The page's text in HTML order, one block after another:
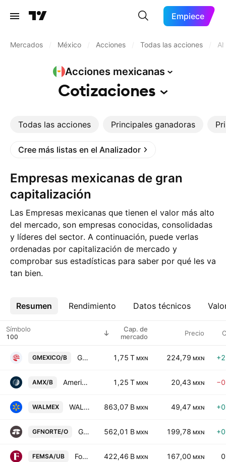
Empiece
Mercados México Acciones Todas las acciones
Acciones mexicanas
Cotizaciones
Todas las acciones Principales ganadoras
Cree más listas en el Analizador
Empresas mexicanas de gran
capitalización
Las Empresas mexicanas que tienen el valor más alto
del mercado, son empresas conocidas, consolidadas
y líderes del sector. A continuación, puede verlas
ordenadas por capitalización de mercado y
comprobar sus estadísticas para saber por qué les va
tan bien.
Resumen Rendimiento Datos técnicos
Más
Símbolo
Cap. de
mercado
Precio
GMEXICO/B Grupo Mexico S.A.B. de C.V. Class B 1,75 T MXN 224,79 MXN
AMX/B America Movil SAB de CV Class B 1,25 T MXN 20,43 MXN
WALMEX WALMART DE MÉXICO Y CENTROAMÉRICA 863,07 B MXN 49,47 MXN
GFNORTE/O Grupo Financiero Banorte SAB de CV Class O 562,01 B MXN 199,78 MXN
FEMSA/UB Fomento Economico Mexicano SAB de CV Units Cons. Of 5 ShsB 422,46 B MXN 167,00 MXN